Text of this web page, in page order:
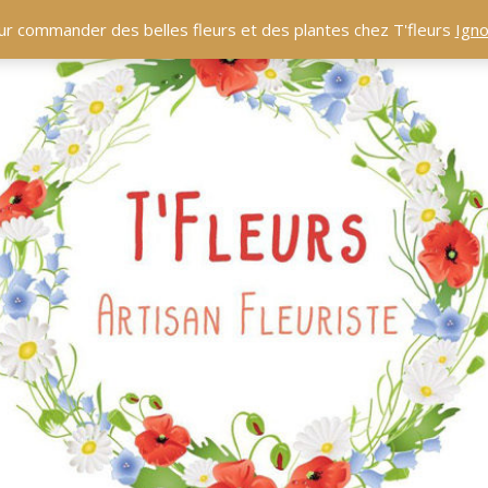
commander des belles fleurs et des plantes chez T'fleurs